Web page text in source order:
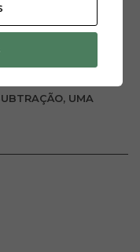
PARA SE EXIBIR
UMA